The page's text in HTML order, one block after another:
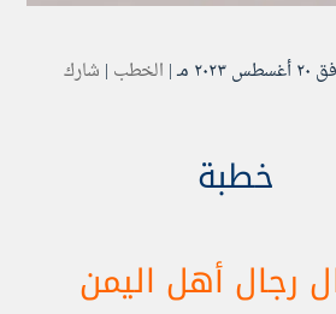
الخطب | شارك
خطبة
رجال أهل اليمن